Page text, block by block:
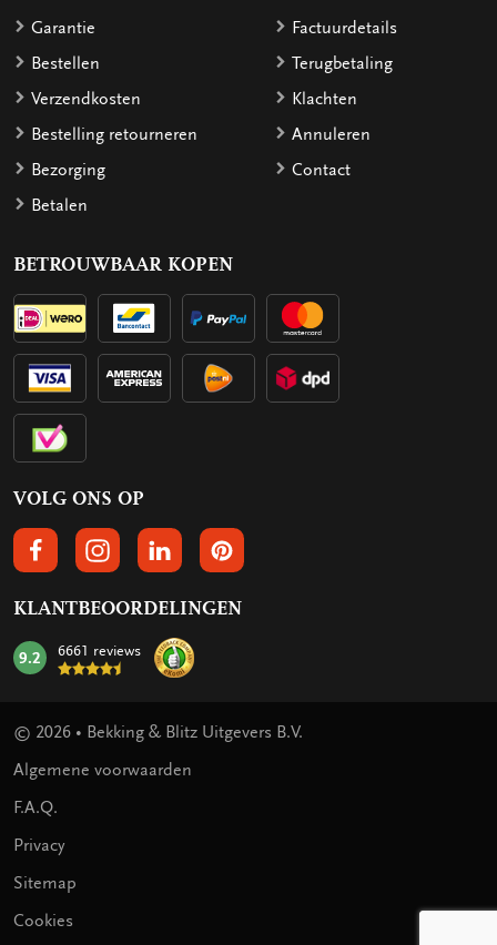
Garantie
Bestellen
Verzendkosten
Bestelling retourneren
Bezorging
Betalen
Factuurdetails
Terugbetaling
Klachten
Annuleren
Contact
BETROUWBAAR KOPEN
VOLG ONS OP
VOLGS ONS OP FACEBOOK
VOLG ONS OP INSTAGRAM
VOLG ONS OP LINKEDIN
VOLG ONS OP PINTEREST
KLANTBEOORDELINGEN
mark:
9.2 6661 reviews
© 2026 • Bekking & Blitz Uitgevers B.V.
Algemene voorwaarden
F.A.Q.
Privacy
Sitemap
Cookies